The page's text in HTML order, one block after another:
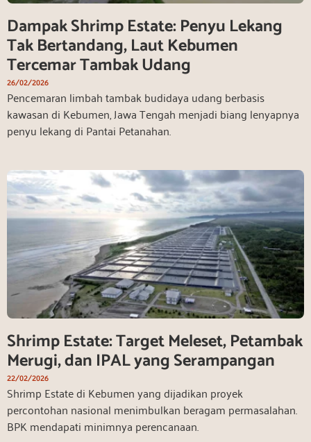
Dampak Shrimp Estate: Penyu Lekang
Tak Bertandang, Laut Kebumen
Tercemar Tambak Udang
26/02/2026
Pencemaran limbah tambak budidaya udang berbasis
kawasan di Kebumen, Jawa Tengah menjadi biang lenyapnya
penyu lekang di Pantai Petanahan.
Shrimp Estate: Target Meleset, Petambak
Merugi, dan IPAL yang Serampangan
22/02/2026
Shrimp Estate di Kebumen yang dijadikan proyek
percontohan nasional menimbulkan beragam permasalahan.
BPK mendapati minimnya perencanaan.